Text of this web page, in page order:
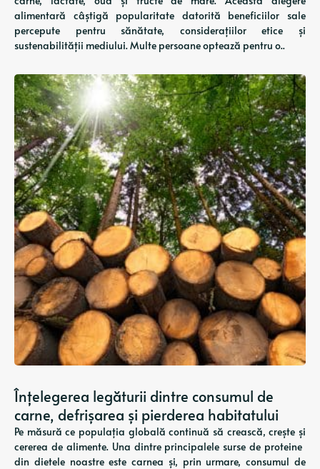
alimentară câștigă popularitate datorită beneficiilor sale
percepute pentru sănătate, considerațiilor etice și
sustenabilității mediului. Multe persoane optează pentru o..
Înțelegerea legăturii dintre consumul de
carne, defrișarea și pierderea habitatului
Pe măsură ce populația globală continuă să crească, crește și
cererea de alimente. Una dintre principalele surse de proteine ​​
din dietele noastre este carnea și, prin urmare, consumul de